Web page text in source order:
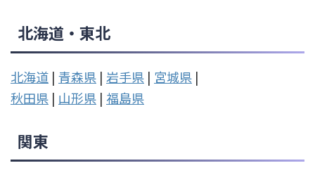
北海道・東北
北海道 | 青森県 | 岩手県 | 宮城県 |
秋田県 | 山形県 | 福島県
関東